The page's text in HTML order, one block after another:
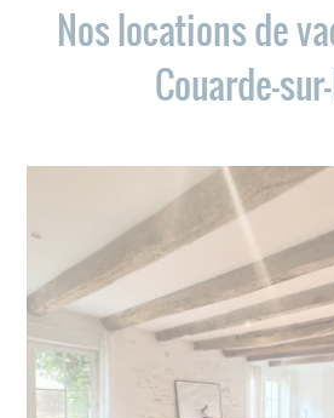
Nos locations de
Couarde-